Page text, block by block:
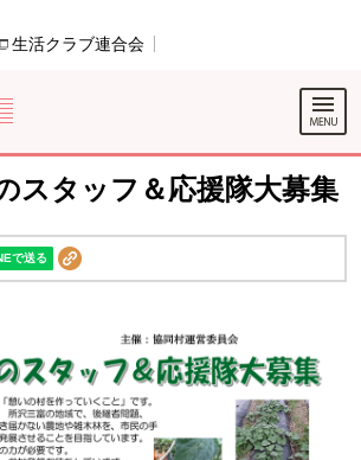
生活クラブ連合会
メニューです。
をスキップする
ここまで。
スタッフ＆応援隊大募集